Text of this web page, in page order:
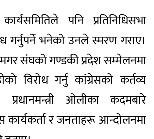
कार्यसमितिले पनि प्रतिनिधिसभा
गर्नुपर्ने भनेको उनले स्मरण गराए।
मगर संघको गण्डकी प्रदेश सम्मेलनमा
विरोध गर्नु कांग्रेसको कर्तव्य
ओलीका कदमबारे
कार्यकर्ता र जनताहरू आन्दोलनमा